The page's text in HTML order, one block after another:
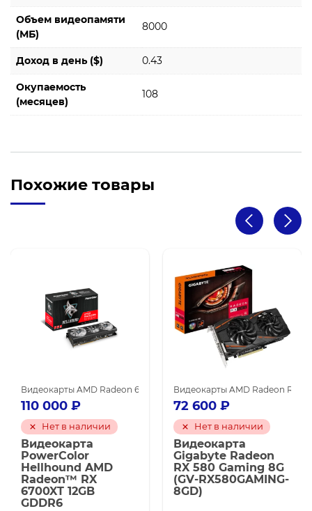
Объем видеопамяти
(МБ)
8000
Доход в день ($) 0.43
Окупаемость
(месяцев)
108
Похожие товары
Видеокарты AORUS
Видеокарты AMD для майнинга Видеокарты SAPPHIRE
Видеокарты AMD Radeon 6700 XT Видеокарты AMD для
110 000 ₽
Нет в наличии
Видеокарта
PowerColor
Hellhound AMD
Radeon™ RX
6700XT 12GB
GDDR6
Видеокарты AMD Radeon RX
72 600 ₽
Нет в наличии
Видеокарта
Gigabyte Radeon
RX 580 Gaming 8G
(GV-RX580GAMING-
8GD)